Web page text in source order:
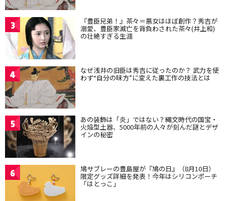
3 『豊臣兄弟！』茶々＝悪女はほぼ創作？秀吉が
溺愛、豊臣家滅亡を背負わされた茶々(井上和)
の壮絶すぎる生涯
4 なぜ浅井の旧臣は秀吉に従ったのか？ 武力を使
わず“自分の味方”に変えた裏工作の技法とは
5 あの装飾は「炎」ではない？縄文時代の国宝・
火焔型土器、5000年前の人々が刻んだ謎とデザ
インの秘密
6 鳩サブレーの豊島屋が『鳩の日』（8月10日）
限定グッズ詳細を発表！今年はシリコンポーチ
「はとっこ」